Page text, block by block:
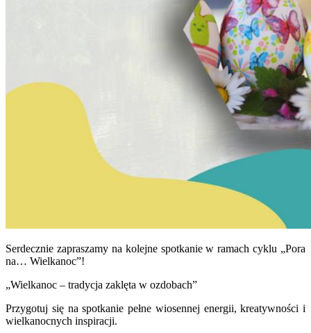
Serdecznie zapraszamy na kolejne spotkanie w ramach cyklu „Pora
na… Wielkanoc”!
„Wielkanoc – tradycja zaklęta w ozdobach”
Przygotuj się na spotkanie pełne wiosennej energii, kreatywności i
wielkanocnych inspiracji.